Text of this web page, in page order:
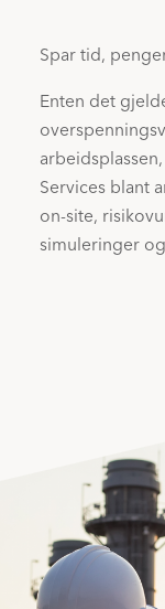
Spar tid,
Enten det
Services blant
on-site,
simuleringer